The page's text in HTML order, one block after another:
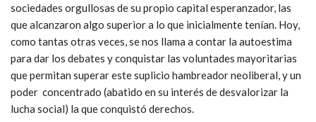
sociedades orgullosas de su propio capital esperanzador, las
que alcanzaron algo superior a lo que inicialmente tenían. Hoy,
como tantas otras veces, se nos llama a contar la autoestima
para dar los debates y conquistar las voluntades mayoritarias
que permitan superar este suplicio hambreador neoliberal, y un
poder concentrado (abatido en su interés de desvalorizar la
lucha social) la que conquistó derechos.